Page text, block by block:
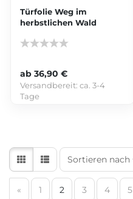
Türfolie Weg im
herbstlichen Wald
ab 36,90 €
Versandbereit:ca. 3-4
Tage
Sortieren nach
« 1 2 3 4 5